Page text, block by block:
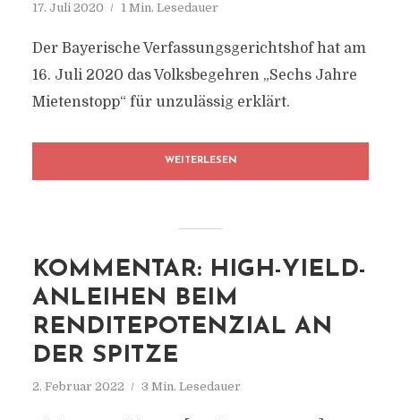
17. Juli 2020 1 Min. Lesedauer
Der Bayerische Verfassungsgerichtshof hat am
16. Juli 2020 das Volksbegehren „Sechs Jahre
Mietenstopp“ für unzulässig erklärt.
WEITERLESEN
KOMMENTAR: HIGH-YIELD-
ANLEIHEN BEIM
RENDITEPOTENZIAL AN
DER SPITZE
2. Februar 2022 3 Min. Lesedauer